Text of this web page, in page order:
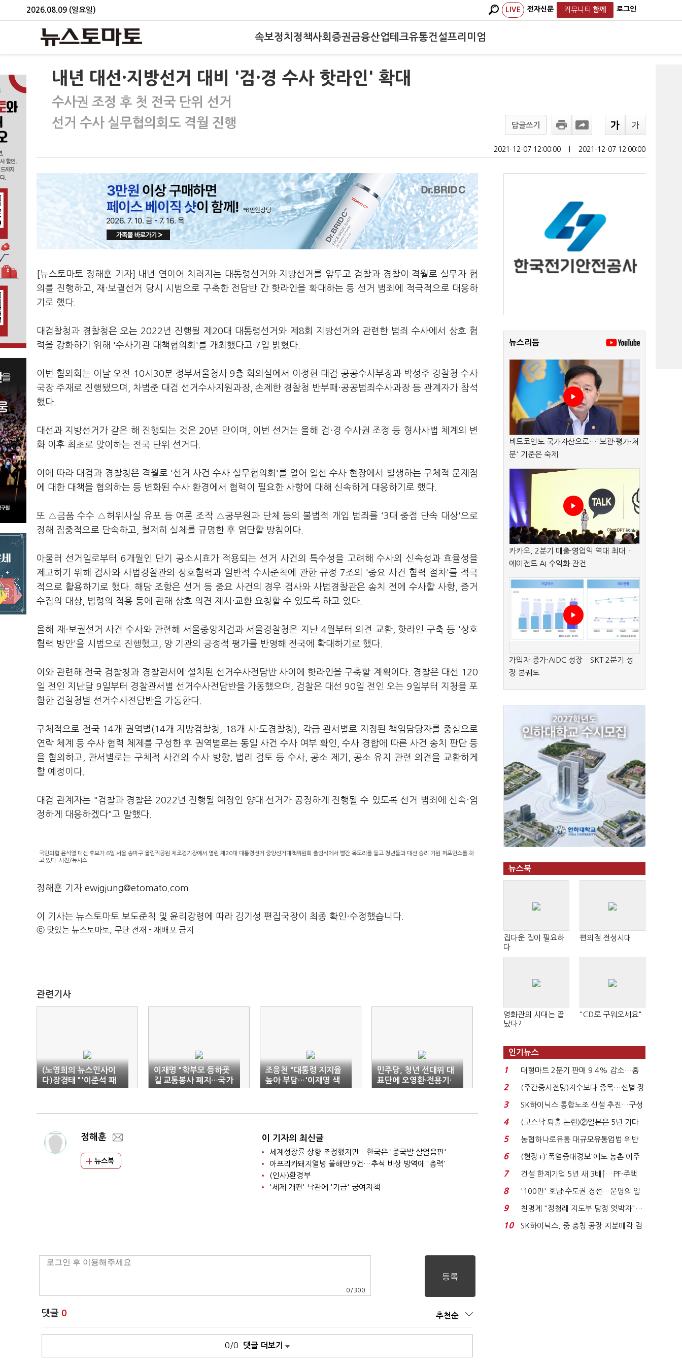
2026.08.09 (일요일) LIVE 전자신문 커뮤니티 함께 로그인
속보정치 정책사회 증권금융산업테크유통건설프리미엄
내년 대선·지방선거 대비 '검·경 수사 핫라인' 확대
수사권 조정 후 첫 전국 단위 선거
선거 수사 실무협의회도 격월 진행
답글쓰기
2021-12-07 12:00:00 2021-12-07 12:00:00
[뉴스토마토 정해훈 기자] 내년 연이어 치러지는 대통령선거와 지방선거를 앞두고 검찰과 경찰이 격월로 실무자 협
의를 진행하고, 재·보궐선거 당시 시범으로 구축한 전담반 간 핫라인을 확대하는 등 선거 범죄에 적극적으로 대응하
기로 했다.
대검찰청과 경찰청은 오는 2022년 진행될 제20대 대통령선거와 제8회 지방선거와 관련한 범죄 수사에서 상호 협
력을 강화하기 위해 '수사기관 대책협의회'를 개최했다고 7일 밝혔다.
이번 협의회는 이날 오전 10시30분 정부서울청사 9층 회의실에서 이정현 대검 공공수사부장과 박성주 경찰청 수사
국장 주재로 진행됐으며, 차범준 대검 선거수사지원과장, 손제한 경찰청 반부패·공공범죄수사과장 등 관계자가 참석
했다.
대선과 지방선거가 같은 해 진행되는 것은 20년 만이며, 이번 선거는 올해 검·경 수사권 조정 등 형사사법 체계의 변
화 이후 최초로 맞이하는 전국 단위 선거다.
이에 따라 대검과 경찰청은 격월로 '선거 사건 수사 실무협의회'를 열어 일선 수사 현장에서 발생하는 구체적 문제점
에 대한 대책을 협의하는 등 변화된 수사 환경에서 협력이 필요한 사항에 대해 신속하게 대응하기로 했다.
또 △금품 수수 △허위사실 유포 등 여론 조작 △공무원과 단체 등의 불법적 개입 범죄를 '3대 중점 단속 대상'으로
정해 집중적으로 단속하고, 철저히 실체를 규명한 후 엄단할 방침이다.
아울러 선거일로부터 6개월인 단기 공소시효가 적용되는 선거 사건의 특수성을 고려해 수사의 신속성과 효율성을
제고하기 위해 검사와 사법경찰관의 상호협력과 일반적 수사준칙에 관한 규정 7조의 '중요 사건 협력 절차'를 적극
적으로 활용하기로 했다. 해당 조항은 선거 등 중요 사건의 경우 검사와 사법경찰관은 송치 전에 수사할 사항, 증거
수집의 대상, 법령의 적용 등에 관해 상호 의견 제시·교환 요청할 수 있도록 하고 있다.
올해 재·보궐선거 사건 수사와 관련해 서울중앙지검과 서울경찰청은 지난 4월부터 의견 교환, 핫라인 구축 등 '상호
협력 방안'을 시범으로 진행했고, 양 기관의 긍정적 평가를 반영해 전국에 확대하기로 했다.
이와 관련해 전국 검찰청과 경찰관서에 설치된 선거수사전담반 사이에 핫라인을 구축할 계획이다. 경찰은 대선 120
일 전인 지난달 9일부터 경찰관서별 선거수사전담반을 가동했으며, 검찰은 대선 90일 전인 오는 9일부터 지청을 포
함한 검찰청별 선거수사전담반을 가동한다.
구체적으로 전국 14개 권역별(14개 지방검찰청, 18개 시·도경찰청), 각급 관서별로 지정된 책임담당자를 중심으로
연락 체계 등 수사 협력 체제를 구성한 후 권역별로는 동일 사건 수사 여부 확인, 수사 경합에 따른 사건 송치 판단 등
을 협의하고, 관서별로는 구체적 사건의 수사 방향, 법리 검토 등 수사, 공소 제기, 공소 유지 관련 의견을 교환하게
할 예정이다.
대검 관계자는 "검찰과 경찰은 2022년 진행될 예정인 양대 선거가 공정하게 진행될 수 있도록 선거 범죄에 신속·엄
정하게 대응하겠다"고 말했다.
국민의힘 윤석열 대선 후보가 6일 서울 송파구 올림픽공원 체조경기장에서 열린 제20대 대통령선거 중앙선거대책위원회 출범식에서 빨간 목도리를 들고 청년들과 대선 승리 기원 퍼포먼스를 하
고 있다. 사진/뉴시스
정해훈 기자 ewigjung@etomato.com
이 기사는 뉴스토마토 보도준칙 및 윤리강령에 따라 김기성 편집국장이 최종 확인·수정했습니다.
ⓒ 맛있는 뉴스토마토, 무단 전재 - 재배포 금지
관련기사
(노영희의 뉴스인사이
다)장경태 "'이준석 패
싱'은 진행형…상처뿐인
이재명 "학부모 등하굣
길 교통봉사 폐지…국가
가 책임지겠다"
조응천 "대통령 지지율
높아 부담…'이재명 색
깔' 드러내야"
민주당, 청년 선대위 대
표단에 오영환·전용기·
이동학·장민수
정해훈
뉴스북
이 기자의 최신글
세계성장률 상향 조정했지만…한국은 '중국발 살얼음판'
아프리카돼지열병 올해만 9건…추석 비상 방역에 '총력'
(인사)환경부
'세제 개편' 낙관에 '기금' 궁여지책
0 /300
댓글 0 추천순
0/0 댓글 더보기
뉴스리듬
비트코인도 국가자산으로…'보관·평가·처
분' 기준은 숙제
카카오, 2분기 매출·영업익 역대 최대…
에이전트 AI 수익화 관건
가입자 증가·AIDC 성장…SKT 2분기 성
장 본궤도
뉴스북
집다운 집이 필요하
다
편의점 전성시대
영화관의 시대는 끝
났다?
"CD로 구워오세요"
인기뉴스
1
대형마트 2분기 판매 9.4% 감소…홈
플러스 사태 여파...
2
(주간증시전망)지수보다 종목…선별 장
세 이어진다...
3
SK하이닉스 통합노조 신설 추진…구성
원 간 성과급 불...
4
(코스닥 퇴출 논란)②일본은 5년 기다
려주는데 우리는 ...
5
농협하나로유통 대규모유통업법 위반
적발…공정위, 과...
6
(현장+)'폭염중대경보'에도 농촌 이주
노동자는 강행군…'야...
7
건설 한계기업 5년 새 3배↑…PF·주택
침체에 재무 ...
8
'100만' 호남·수도권 경선…운명의 일
주일
9
친명계 "정청래 지도부 당정 엇박자"…
친청계 "신천지 오...
10
SK하이닉스, 중 충칭 공장 지분매각 검